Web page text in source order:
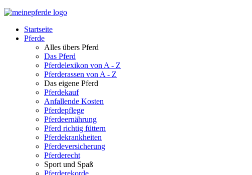
Startseite
Pferde
Alles übers Pferd
Das Pferd
Pferdelexikon von A - Z
Pferderassen von A - Z
Das eigene Pferd
Pferdekauf
Anfallende Kosten
Pferdepflege
Pferdeernährung
Pferd richtig füttern
Pferdekrankheiten
Pferdeversicherung
Pferderecht
Sport und Spaß
Pferderekorde